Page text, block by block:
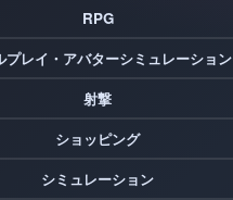
RPG
プレイ・アバターシミュレーション
射撃
ショッピング
シミュレーション